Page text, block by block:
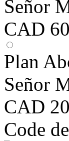
Señor
CAD 60
Plan
Señor
CAD 20
Code